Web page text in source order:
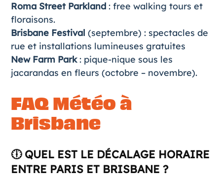
Roma Street Parkland: free walking tours et
floraisons.
Brisbane Festival (septembre) : spectacles de
rue et installations lumineuses gratuites
New Farm Park: pique-nique sous les
jacarandas en fleurs (octobre – novembre).
FAQ Météo à
Brisbane
🕕 QUEL EST LE DÉCALAGE HORAIRE
ENTRE PARIS ET BRISBANE ?